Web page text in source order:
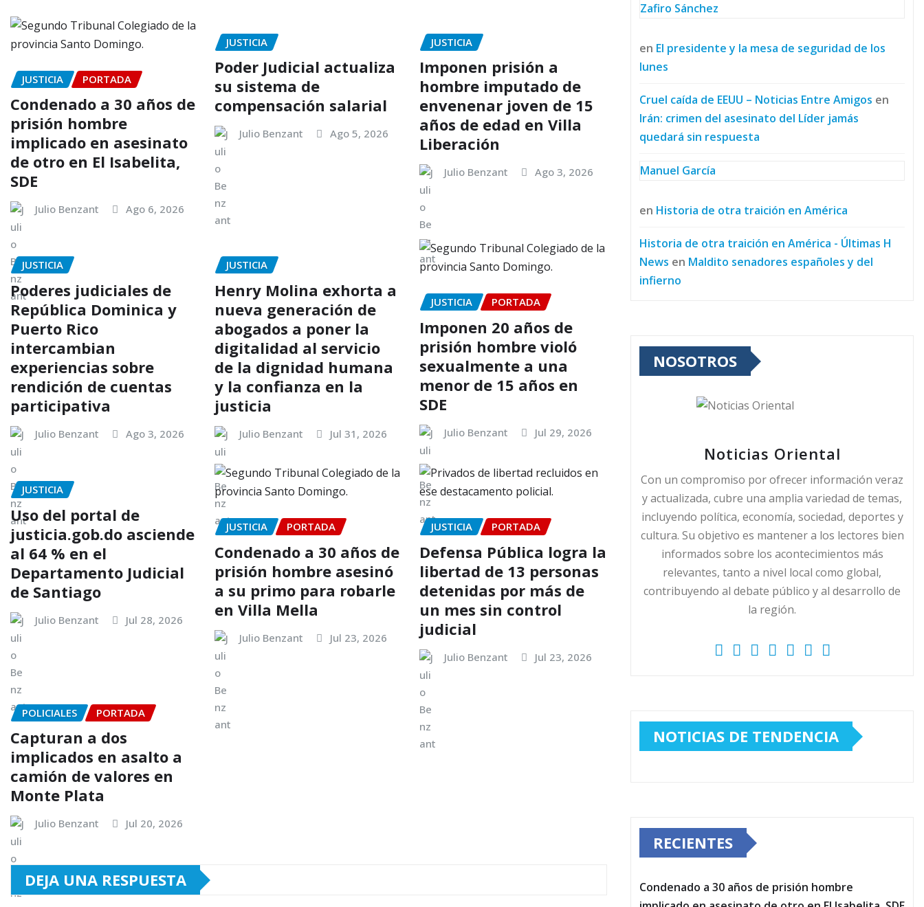
JUSTICIA PORTADA
Condenado a 30 años de
prisión hombre
implicado en asesinato
de otro en El Isabelita,
SDE
Julio Benzant Ago 6, 2026
JUSTICIA
Poder Judicial actualiza
su sistema de
compensación salarial
Julio Benzant Ago 5, 2026
JUSTICIA
Imponen prisión a
hombre imputado de
envenenar joven de 15
años de edad en Villa
Liberación
Julio Benzant Ago 3, 2026
JUSTICIA
Poderes judiciales de
República Dominica y
Puerto Rico
intercambian
experiencias sobre
rendición de cuentas
participativa
Julio Benzant Ago 3, 2026
JUSTICIA
Henry Molina exhorta a
nueva generación de
abogados a poner la
digitalidad al servicio
de la dignidad humana
y la confianza en la
justicia
Julio Benzant Jul 31, 2026
JUSTICIA PORTADA
Imponen 20 años de
prisión hombre violó
sexualmente a una
menor de 15 años en
SDE
Julio Benzant Jul 29, 2026
JUSTICIA
Uso del portal de
justicia.gob.do asciende
al 64 % en el
Departamento Judicial
de Santiago
Julio Benzant Jul 28, 2026
JUSTICIA PORTADA
Condenado a 30 años de
prisión hombre asesinó
a su primo para robarle
en Villa Mella
Julio Benzant Jul 23, 2026
JUSTICIA PORTADA
Defensa Pública logra la
libertad de 13 personas
detenidas por más de
un mes sin control
judicial
Julio Benzant Jul 23, 2026
POLICIALES PORTADA
Capturan a dos
implicados en asalto a
camión de valores en
Monte Plata
Julio Benzant Jul 20, 2026
DEJA UNA RESPUESTA
Zafiro Sánchez
en El presidente y la mesa de seguridad de los
lunes
Cruel caída de EEUU – Noticias Entre Amigos en
Irán: crimen del asesinato del Líder jamás
quedará sin respuesta
Manuel García
en Historia de otra traición en América
Historia de otra traición en América - Últimas H
News en Maldito senadores españoles y del
infierno
NOSOTROS
Noticias Oriental
Con un compromiso por ofrecer información veraz
y actualizada, cubre una amplia variedad de temas,
incluyendo política, economía, sociedad, deportes y
cultura. Su objetivo es mantener a los lectores bien
informados sobre los acontecimientos más
relevantes, tanto a nivel local como global,
contribuyendo al debate público y al desarrollo de
la región.
NOTICIAS DE TENDENCIA
RECIENTES
Condenado a 30 años de prisión hombre